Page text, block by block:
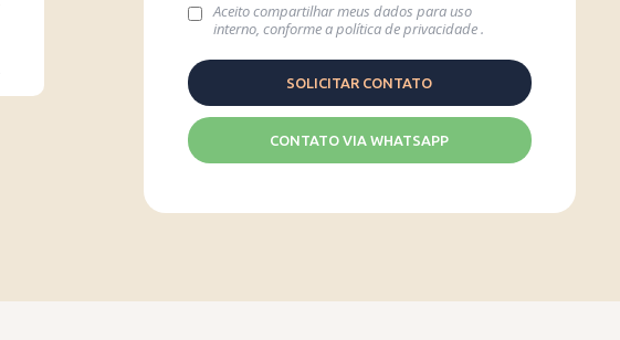
Aceito compartilhar meus dados para uso
interno, conforme apolítica de privacidade.
CONTATO VIA WHATSAPP